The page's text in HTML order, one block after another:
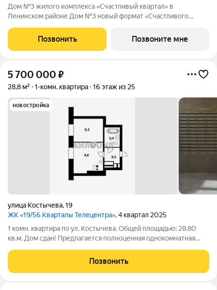
Дом №3 жилого комплекса «Счастливый квартал» в
Ленинском районе Дом №3 новый формат «Счастливого
привычный комфорт жилого комплекса сочетается с более
камерной атмосферой проживания. О проекте:
Позвонить Позвоните мне
5 700 000 ₽
28,8 м² 1-комн. квартира 16 этаж из 25
новостройка
улица Костычева,19
ЖК «19/56 Кварталы Телецентра», 4 квартал 2025
1 комн. квартира по ул. Костычева. Общей площадью: 28.80
кв.м. Дом сдан! Предлагается полноценная однокомнатная
сдана с качественной предчистовой отделкой whitе bох.
Лифты идут на парковку в
Позвонить